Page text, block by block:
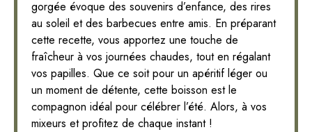
gorgée évoque des souvenirs d’enfance, des rires
au soleil et des barbecues entre amis. En préparant
cette recette, vous apportez une touche de
fraîcheur à vos journées chaudes, tout en régalant
vos papilles. Que ce soit pour un apéritif léger ou
un moment de détente, cette boisson est le
compagnon idéal pour célébrer l’été. Alors, à vos
mixeurs et profitez de chaque instant !